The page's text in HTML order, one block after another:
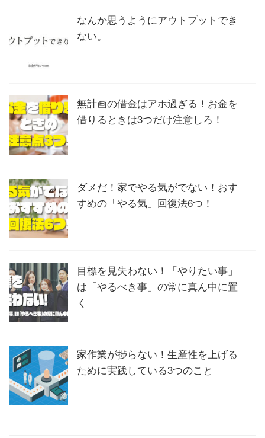
なんか思うようにアウトプットでき
ない。
無計画の借金はアホ過ぎる！お金を
借りるときは3つだけ注意しろ！
ダメだ！家でやる気がでない！おす
すめの「やる気」回復法6つ！
目標を見失わない！「やりたい事」
は「やるべき事」の常に真ん中に置
く
家作業が捗らない！生産性を上げる
ために実践している3つのこと